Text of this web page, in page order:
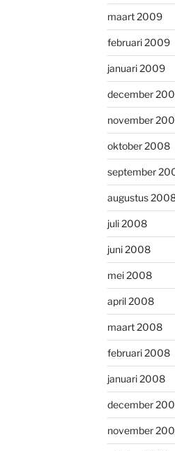
maart 2009
februari 2009
januari 2009
december
november
oktober 2008
september
augustus
juli 2008
juni 2008
mei 2008
april 2008
maart 2008
februari 2008
januari 2008
december
november